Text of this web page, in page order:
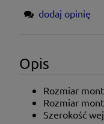
dodaj opinię
Opis
Rozmiar
Rozmiar
Szerokość